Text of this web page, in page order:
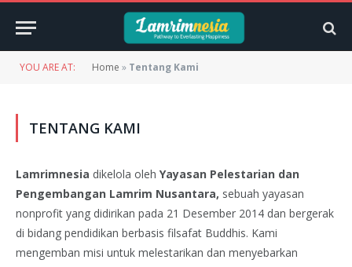
YOU ARE AT: Home » Tentang Kami
TENTANG KAMI
Lamrimnesia dikelola oleh Yayasan Pelestarian dan
Pengembangan Lamrim Nusantara, sebuah yayasan
nonprofit yang didirikan pada 21 Desember 2014 dan bergerak
di bidang pendidikan berbasis filsafat Buddhis. Kami
mengemban misi untuk melestarikan dan menyebarkan